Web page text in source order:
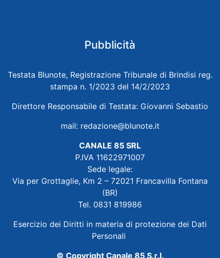
Pubblicità
Testata Blunote, Registrazione Tribunale di Brindisi reg.
stampa n. 1/2023 del 14/2/2023
Direttore Responsabile di Testata: Giovanni Sebastio
mail: redazione@blunote.it
CANALE 85 SRL
P.IVA 11622971007
Sede legale:
Via per Grottaglie, Km 2 – 72021 Francavilla Fontana
(BR)
Tel. 0831 819986
Esercizio dei Diritti in materia di protezione dei Dati
Personali
© Copyright Canale 85 S.r.l.